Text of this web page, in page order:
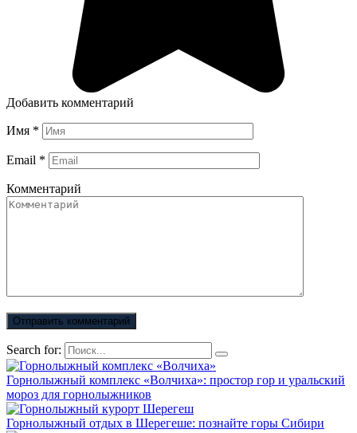
Добавить комментарий
Имя *
Email *
Комментарий
Search for:
Горнолыжный комплекс «Волчиха»: простор гор и уральский
мороз для горнолыжников
Горнолыжный отдых в Шерегеше: познайте горы Сибири